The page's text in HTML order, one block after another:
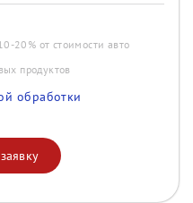
20% от стоимости авто
продуктов
обработки